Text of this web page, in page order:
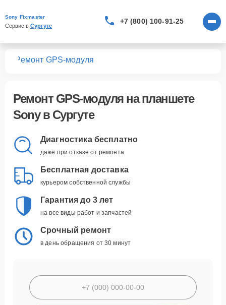
Sony Fixmaster
Сервис в Сургуте
+7 (800) 100-91-25
Ремонт GPS-модуля
Ремонт GPS-модуляна планшете
Sony в Сургуте
Диагностика бесплатно
даже при отказе от ремонта
Бесплатная доставка
курьером собственной службы
Гарантия до 3 лет
на все виды работ и запчастей
Срочный ремонт
в день обращения от 30 минут